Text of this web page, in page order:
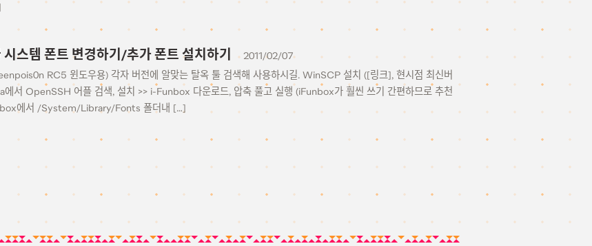
스템 폰트 변경하기/추가 폰트 설치하기
2011/02/07
RC5 윈도우용) 각자 버전에 알맞는 탈옥 툴 검색해 사용하시길. WinSCP 설치 ([링크], 현시점 최신버
에서 OpenSSH 어플 검색, 설치 >> i-Funbox 다운로드, 압축 풀고 실행 (iFunbox가 훨씬 쓰기 간편하므로 추천
에서 /System/Library/Fonts 폴더내 […]